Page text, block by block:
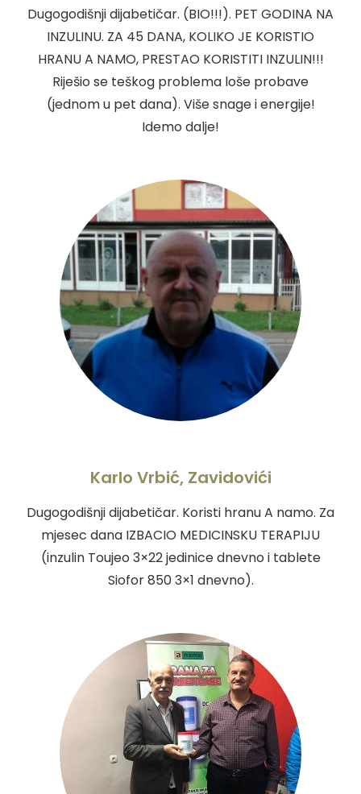
Dugogodišnji dijabetičar. (BIO!!!). PET GODINA NA
INZULINU. ZA 45 DANA, KOLIKO JE KORISTIO
HRANU A NAMO, PRESTAO KORISTITI INZULIN!!!
Riješio se teškog problema loše probave
(jednom u pet dana). Više snage i energije!
Idemo dalje!
Karlo Vrbić, Zavidovići
Dugogodišnji dijabetičar. Koristi hranu A namo. Za
mjesec dana IZBACIO MEDICINSKU TERAPIJU
(inzulin Toujeo 3×22 jedinice dnevno i tablete
Siofor 850 3×1 dnevno).